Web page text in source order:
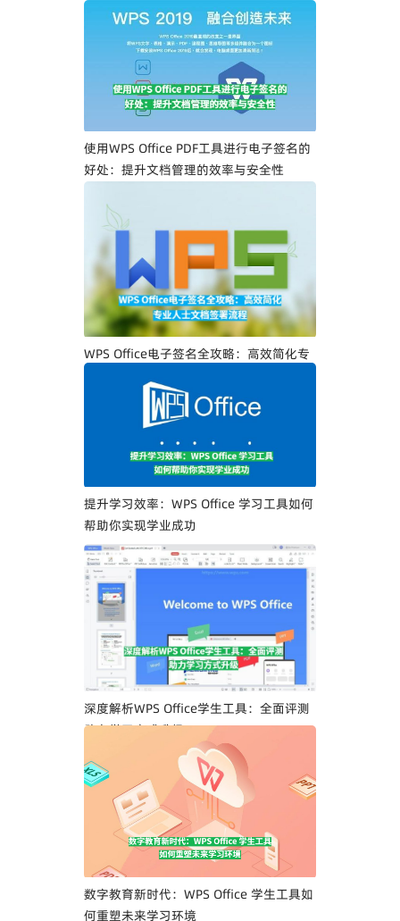
WPS Office PDF电子签名入门指南：一步
一步教你创建专属电子签名
使用WPS Office PDF工具进行电子签名的
好处：提升文档管理的效率与安全性
WPS Office电子签名全攻略：高效简化专
提升学习效率：WPS Office 学习工具如何
帮助你实现学业成功
深度解析WPS Office学生工具：全面评测
助力学习方式升级
数字教育新时代：WPS Office 学生工具如
何重塑未来学习环境